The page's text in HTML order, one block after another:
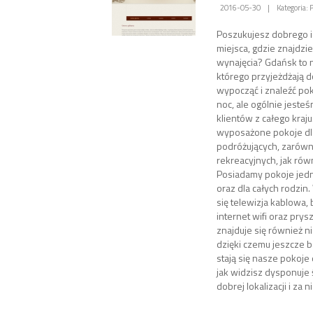
2016-05-30 | Kategoria:
Poszukujesz dobrego
miejsca, gdzie
wynajęcia? Gdańsk to
którego przyjeżdżają
wypocząć i znaleźć
noc, ale ogólnie
klientów z całego
wyposażone pokoje
podróżujących,
rekreacyjnych, jak
Posiadamy pokoje
oraz dla całych
się telewizja
internet wifi oraz
znajduje się również
dzięki czemu jeszcze
stają się nasze
jak widzisz
dobrej lokalizacji i za